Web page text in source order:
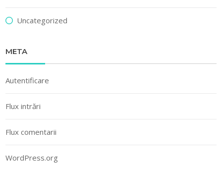
Uncategorized
META
Autentificare
Flux intrări
Flux comentarii
WordPress.org